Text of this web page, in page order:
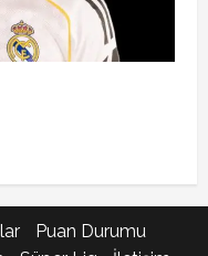
Puan Durumu